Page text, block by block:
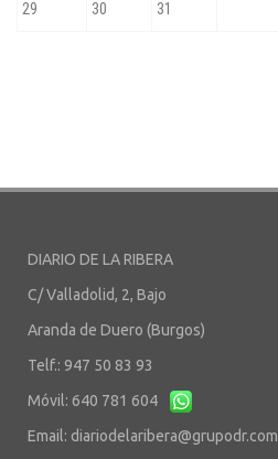
DIARIO DE LA RIBERA
C/ Valladolid, 2, Bajo
Aranda de Duero (Burgos)
Telf.: 947 50 83 93
Móvil: 640 781 604
Email: diariodelaribera@grupodr.com